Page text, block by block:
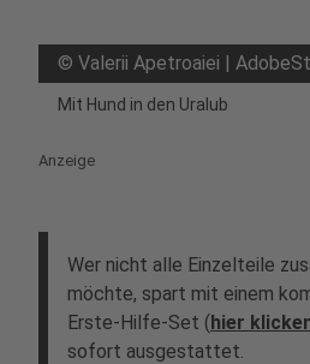
© Valerii Apetroaiei |
Mit Hund in den Uralub
Anzeige
Wer nicht alle Einzelteile
möchte, spart mit einem
Erste-Hilfe-Set (hier
sofort ausgestattet.